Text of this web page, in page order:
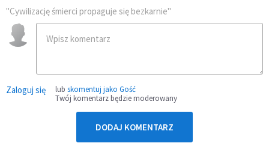
"Cywilizację śmierci propaguje się bezkarnie"
Zaloguj się lub skomentuj jako Gość
Twój komentarz będzie moderowany
DODAJ KOMENTARZ